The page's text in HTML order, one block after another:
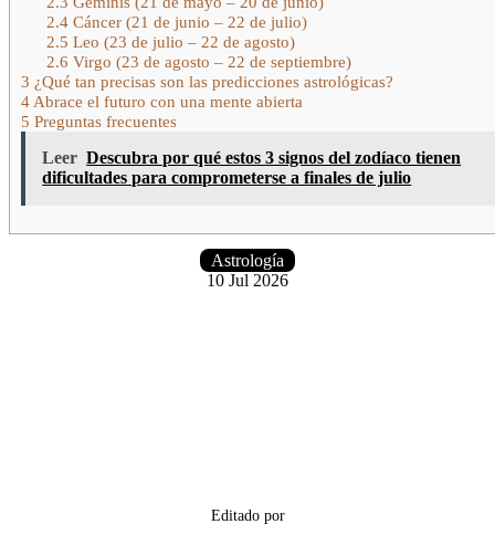
2.4Cáncer (21 de junio – 22 de julio)
2.5 Leo (23 de julio – 22 de agosto)
2.6 Virgo (23 de agosto – 22 de septiembre)
3 ¿Qué tan precisas son las predicciones astrológicas?
4 Abrace el futuro con una mente abierta
5 Preguntas frecuentes
Leer Descubra por qué estos 3 signos del zodíaco tienen
dificultades para comprometerse a finales de julio
Astrología
10 Jul 2026
Editado por